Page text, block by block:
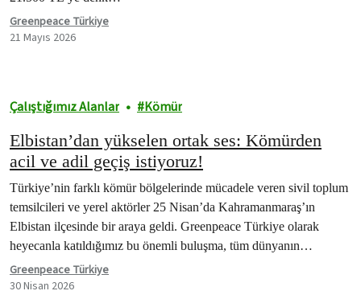
Greenpeace Türkiye
21 Mayıs 2026
Çalıştığımız Alanlar Kömür
Elbistan’dan yükselen ortak ses: Kömürden
acil ve adil geçiş istiyoruz!
Türkiye’nin farklı kömür bölgelerinde mücadele veren sivil toplum
temsilcileri ve yerel aktörler 25 Nisan’da Kahramanmaraş’ın
Elbistan ilçesinde bir araya geldi. Greenpeace Türkiye olarak
heyecanla katıldığımız bu önemli buluşma, tüm dünyanın…
Greenpeace Türkiye
30 Nisan 2026